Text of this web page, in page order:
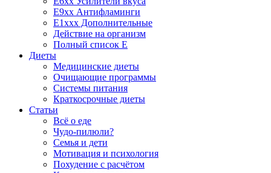
E9xx Антифламинги
E1xxx Дополнительные
Действие на организм
Полный список E
Диеты
Медицинские диеты
Очищающие программы
Системы питания
Краткосрочные диеты
Статьи
Всё о еде
Чудо-пилюли?
Семья и дети
Мотивация и психология
Похудение с расчётом